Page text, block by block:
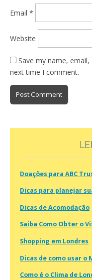
Email *
Website
Save my name,
next time I comment.
Doações para ABC
Dicas para planejar
Dicas de Acomodação
Saiba Como Obter o
Shopping em Londres
Dicas de como usar o
Como é o Clima de